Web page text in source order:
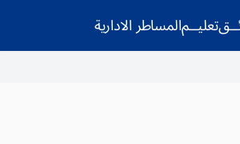
تعليــمالمساطر الادارية